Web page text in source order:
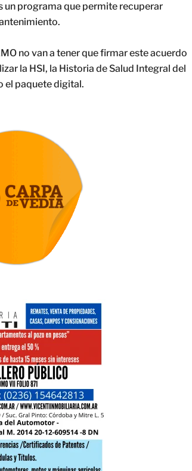
un programa que permite recuperar
no van a tener que firmar este acuerdo
la HSI, la Historia de Salud Integral del
el paquete digital.